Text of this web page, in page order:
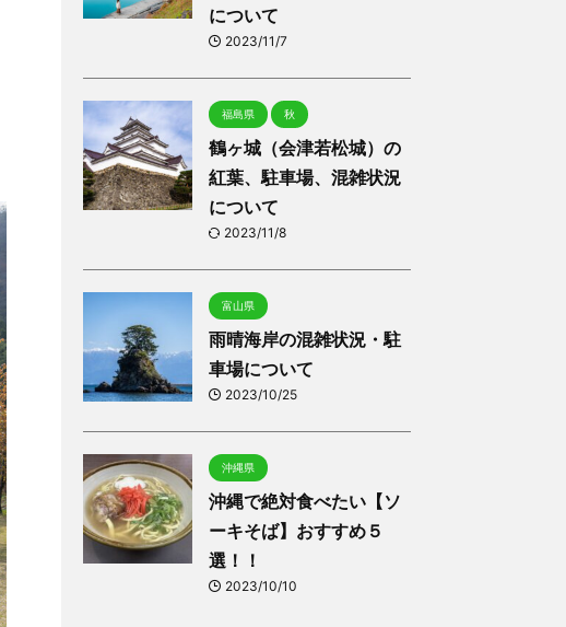
について
2023/11/7
福島県 秋
鶴ヶ城（会津若松城）の
紅葉、駐車場、混雑状況
について
2023/11/8
富山県
雨晴海岸の混雑状況・駐
車場について
2023/10/25
沖縄県
沖縄で絶対食べたい【ソ
ーキそば】おすすめ５
選！！
2023/10/10